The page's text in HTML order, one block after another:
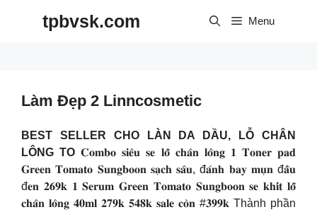
tpbvsk.com Menu
Làm Đẹp 2 Linncosmetic
BEST SELLER CHO LÀN DA DẦU, LỖ CHÂN
LÔNG TO 𝐂𝐨𝐦𝐛𝐨 𝐬𝐢𝐞̂𝐮 𝐬𝐞 𝐥𝐨̂̃ 𝐜𝐡𝐚̂𝐧 𝐥𝐨̂𝐧𝐠 𝟏 𝐓𝐨𝐧𝐞𝐫 𝐩𝐚𝐝
𝐆𝐫𝐞𝐞𝐧 𝐓𝐨𝐦𝐚𝐭𝐨 𝐒𝐮𝐧𝐠𝐛𝐨𝐨𝐧 𝐬𝐚̣𝐜𝐡 𝐬𝐚̂𝐮, đ𝐚́𝐧𝐡 𝐛𝐚𝐲 𝐦𝐮̣𝐧 đ𝐚̂̀𝐮
đ𝐞𝐧 𝟐𝟔𝟗𝐤 𝟏 𝐒𝐞𝐫𝐮𝐦 𝐆𝐫𝐞𝐞𝐧 𝐓𝐨𝐦𝐚𝐭𝐨 𝐒𝐮𝐧𝐠𝐛𝐨𝐨𝐧 𝐬𝐞 𝐤𝐡𝐢́𝐭 𝐥𝐨̂̃
𝐜𝐡𝐚̂𝐧 𝐥𝐨̂𝐧𝐠 𝟒𝟎𝐦𝐥 𝟐𝟕𝟗𝐤 𝟓𝟒𝟖𝐤 𝐬𝐚𝐥𝐞 𝐜𝐨̀𝐧 #𝟑𝟗𝟗𝐤 Thành phần